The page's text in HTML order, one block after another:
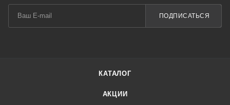
ПОДПИСАТЬСЯ
КАТАЛОГ
АКЦИИ